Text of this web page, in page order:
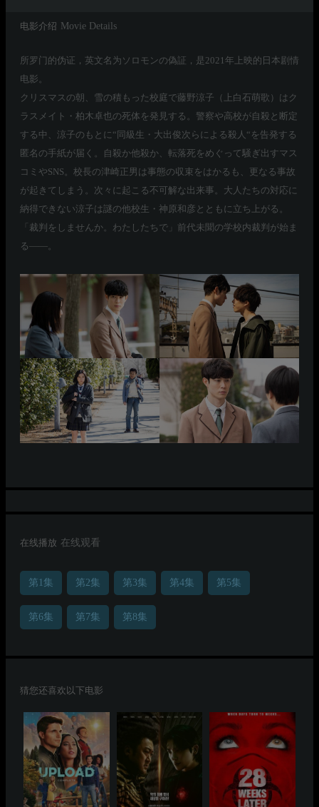
电影介绍 Movie Details
所罗门的伪证，英文名为ソロモンの偽証，是2021年上映的日本剧情
电影。
クリスマスの朝、雪の積もった校庭で藤野涼子（上白石萌歌）はク
ラスメイト・柏木卓也の死体を発見する。警察や高校が自殺と断定
する中、涼子のもとに“同級生・大出俊次らによる殺人“を告発する
匿名の手紙が届く。自殺か他殺か、転落死をめぐって騒ぎ出すマス
コミやSNS。校長の津崎正男は事態の収束をはかるも、更なる事故
が起きてしまう。次々に起こる不可解な出来事。大人たちの対応に
納得できない涼子は謎の他校生・神原和彦とともに立ち上がる。
「裁判をしませんか。わたしたちで」前代未聞の学校内裁判が始ま
る――。
在线播放 在线观看
第1集 第2集 第3集 第4集 第5集
第6集 第7集 第8集
猜您还喜欢以下电影